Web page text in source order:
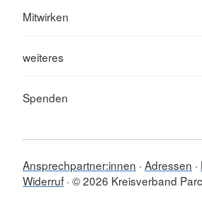
Mitwirken
weiteres
Spenden
Ansprechpartner:innen Adressen
Widerruf © 2026 Kreisverband